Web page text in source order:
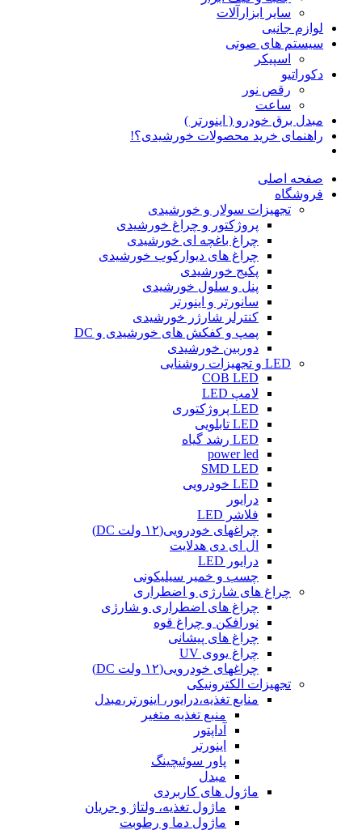
سایر ابزارآلات
لوازم جانبی
سیستم های صوتی
اسپیکر
دکوراتیو
رقص نور
ساعت
مبدل برق خودرو ( اینورتر )
راهنمای خرید محصولات خورشیدی؟!
صفحه اصلی
فروشگاه
تجهیزات سولار و خورشیدی
پروژکتور و چراغ خورشیدی
چراغ باغچه ای خورشیدی
چراغ های دیوارکوب خورشیدی
پکیج خورشیدی
پنل و سلول خورشیدی
سانورتر و اینورتر
کنترلر شارژر خورشیدی
پمپ و کفکش های خورشیدی و DC
دوربین خورشیدی
LED و تجهیزات روشنایی
COB LED
لامپ LED
LED پروژکتوری
LED تابلویی
LED رشد گیاه
power led
SMD LED
LED خودرویی
درایور
فلاشر LED
چراغهای خودرویی(۱۲ ولت DC)
ال ای دی هدلایت
درایور LED
چسب و خمیر سیلیکونی
چراغ های شارژی و اضطراری
چراغ های اضطراری و شارژی
نورافکن و چراغ قوه
چراغ های پیشانی
چراغ یووی UV
چراغهای خودرویی(۱۲ ولت DC)
تجهیزات الکترونیکی
منابع تغذیه،درایور، اینورتر،مبدل
منبع تغذیه متغیر
آداپتور
اینورتر
پاور سوئیچینگ
مبدل
ماژول های کاربردی
ماژول تغذیه، ولتاژ و جریان
ماژول دما و رطوبت